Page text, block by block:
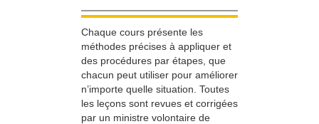
Chaque cours présente les
méthodes précises à appliquer et
des procédures par étapes, que
chacun peut utiliser pour améliorer
n’importe quelle situation. Toutes
les leçons sont revues et corrigées
par un ministre volontaire de